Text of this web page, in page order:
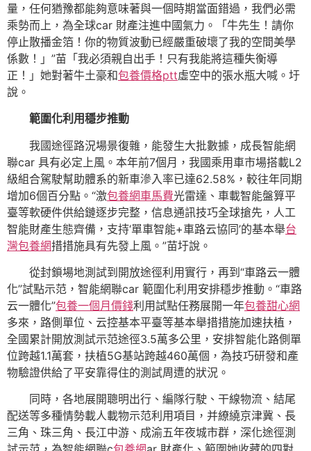
量，任何猶豫都能夠意味著與一個時期當面錯過，我們必需
乘勢而上，為全球car 財產注進中國氣力。「牛先生！請你
停止散播金箔！你的物質波動已經嚴重破壞了我的空間美學
係數！」”苗「我必須親自出手！只有我能將這種失衡導
正！」她對著牛土豪和包養價格ptt虛空中的張水瓶大喊。圩
說。
範圍化利用穩步推動
我國途徑路況場景復雜，能發生大批數據，成長智能網
聯car 具有必定上風。本年前7個月，我國乘用車市場搭載L2
級組合駕駛幫助體系的新車滲入率已達62.58%，較往年同期
增加6個百分點。“激包養網車馬費光雷達、車載智能盤算平
臺等軟硬件供給鏈逐步完整，信息通訊技巧全球搶先，人工
智能財產生態齊備，支持‘單車智能+車路云協同’的基本舉台
灣包養網措措施具有先發上風。”苗圩說。
從封鎖場地測試到開放途徑利用實行，再到“車路云一體
化”試點示范，智能網聯car 範圍化利用安排穩步推動。“車路
云一體化”包養一個月價錢利用試點任務展開一年包養甜心網
多來，路側單位、云控基本平臺等基本舉措措施加速扶植，
全國累計開放測試示范途徑3.5萬多公里，安排智能化路側單
位跨越1.1萬套，扶植5G基站跨越460萬個，為技巧研發和產
物驗證供給了平安靠得住的測試周遭的狀況。
同時，各地展開聰明出行、編隊行駛、干線物流、結尾
配送等多種情勢載人載物示范利用項目，并繚繞京津冀、長
三角、珠三角、長江中游、成渝五年夜城市群，深化途徑測